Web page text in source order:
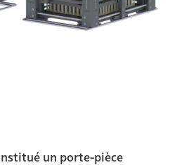
un porte-pièce